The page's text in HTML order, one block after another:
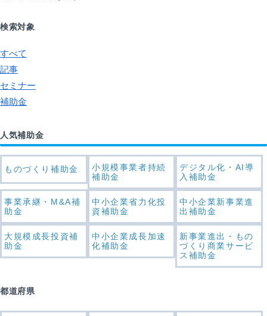
検索対象
すべて
記事
セミナー
補助金
人気補助金
ものづくり補助金
小規模事業者持続
補助金
デジタル化・AI導
入補助金
事業承継・M&A補
助金
中小企業省力化投
資補助金
中小企業新事業進
出補助金
大規模成長投資補
助金
中小企業成長加速
化補助金
新事業進出・もの
づくり商業サービ
ス補助金
都道府県